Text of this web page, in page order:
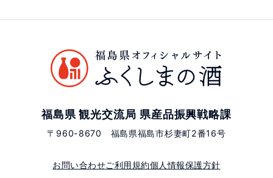
福島県 観光交流局 県産品振興戦略課
〒960-8670 福島県福島市杉妻町2番16号
お問い合わせご利用規約個人情報保護方針